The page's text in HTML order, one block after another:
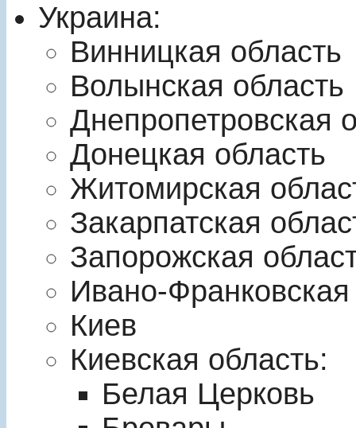
Украина:
Винницкая область
Волынская область
Днепропетровская
Донецкая область
Житомирская
Закарпатская
Запорожская
Ивано-Франковская
Киев
Киевская область:
Белая Церковь